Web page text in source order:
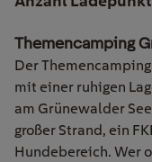
Themencamping
Der
mit einer ruhigen
am Grünewalder
großer Strand, ein
Hundebereich. Wer